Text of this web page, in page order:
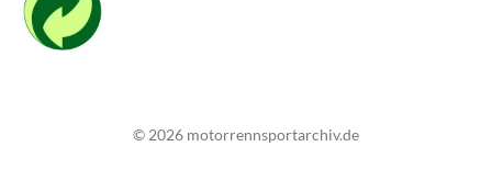
© 2026 motorrennsportarchiv.de